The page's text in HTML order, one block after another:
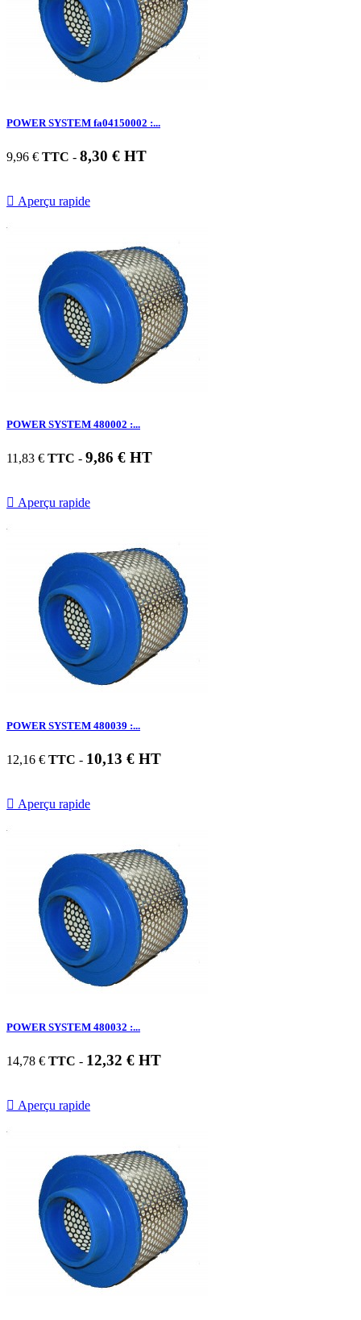
POWER SYSTEM fa04150002 :...
9,96 € TTC - 8,30 € HT
 Aperçu rapide
POWER SYSTEM 480002 :...
11,83 € TTC - 9,86 € HT
 Aperçu rapide
POWER SYSTEM 480039 :...
12,16 € TTC - 10,13 € HT
 Aperçu rapide
POWER SYSTEM 480032 :...
14,78 € TTC - 12,32 € HT
 Aperçu rapide